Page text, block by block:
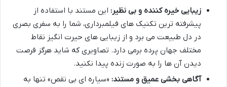
زیبایی خیره کننده و بی نظیر: این مستند با استفاده از
پیشرفته ترین تکنیک های فیلمبرداری، شما را به سفری بصری
در دل طبیعت می برد و از زیبایی های حیرت انگیز نقاط
مختلف جهان پرده برمی دارد. تصاویری که شاید هرگز فرصت
دیدن آن ها را به صورت زنده پیدا نکنید.
آگاهی بخشی عمیق و مستند: «سیاره ای بی نقص» تنها به